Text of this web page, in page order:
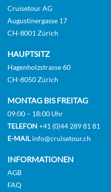
Cruisetour AG
Augustinergasse 17
CH-8001 Zürich
HAUPTSITZ
Hagenholzstrasse 60
CH-8050 Zürich
MONTAG BIS FREITAG
09:00 – 18:00 Uhr
TELEFON +41 (0)44 289 81 81
E-MAILinfo@cruisetour.ch
INFORMATIONEN
AGB
FAQ